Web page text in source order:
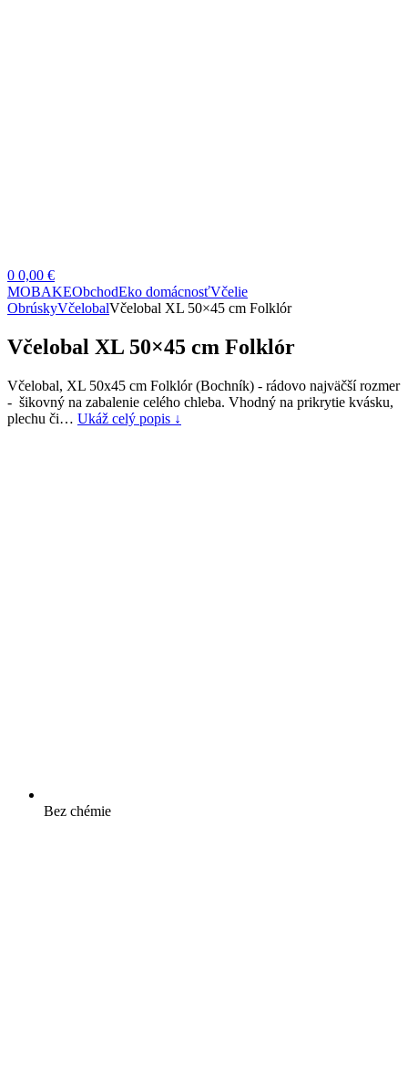
0 0,00 €
MOBAKEObchodEko domácnosťVčelie
ObrúskyVčelobalVčelobal XL 50×45 cm Folklór
Včelobal XL 50×45 cm Folklór
Včelobal, XL 50x45 cm Folklór (Bochník) - rádovo najväčší rozmer
- šikovný na zabalenie celého chleba. Vhodný na prikrytie kvásku,
plechu či… Ukáž celý popis ↓
Bez chémie